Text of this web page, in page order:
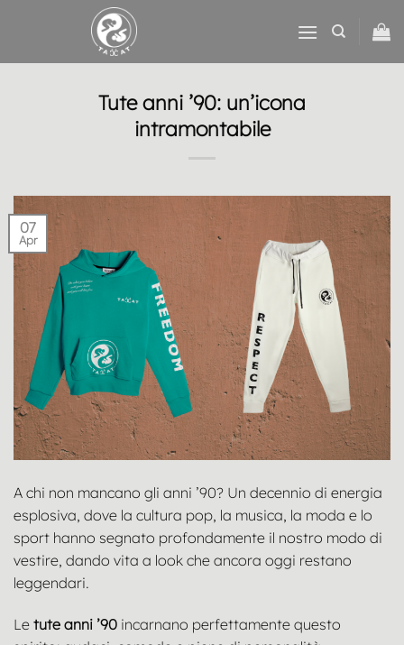
Tute anni ’90: un’icona
intramontabile
07
Apr
A chi non mancano gli anni ’90? Un decennio di energia
esplosiva, dove la cultura pop, la musica, la moda e lo
sport hanno segnato profondamente il nostro modo di
vestire, dando vita a look che ancora oggi restano
leggendari.
Le tute anni ’90 incarnano perfettamente questo